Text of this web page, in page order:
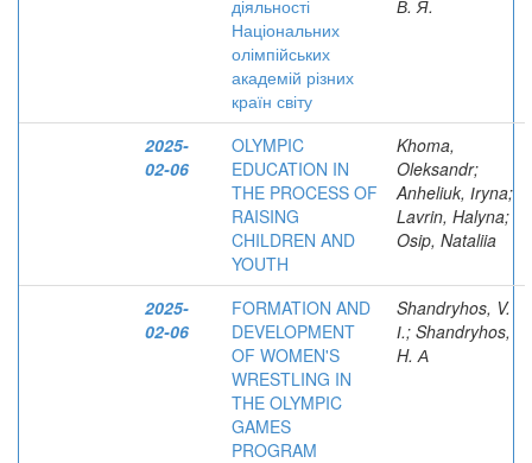
діяльності
Національних
олімпійських
академій різних
країн світу
В. Я.
2025-
02-06
OLYMPIC
EDUCATION IN
THE PROCESS OF
RAISING
CHILDREN AND
YOUTH
Khoma,
Oleksandr;
Anheliuk, Іryna;
Lavrin, Halyna;
Osip, Nataliia
2025-
02-06
FORMATION AND
DEVELOPMENT
OF WOMEN'S
WRESTLING IN
THE OLYMPIC
GAMES
PROGRAM
Shandryhos, V.
І.; Shandryhos,
H. А